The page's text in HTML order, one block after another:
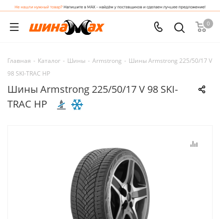
0
Главная - Каталог - Шины - Armstrong - Шины Armstrong 225/50/17 V
98 SKI-TRAC HP
Шины Armstrong 225/50/17 V 98 SKI-
TRAC HP